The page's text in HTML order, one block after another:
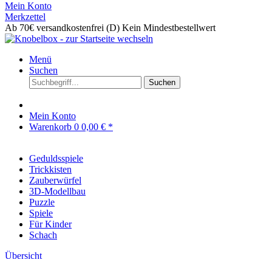
Mein Konto
Merkzettel
Ab 70€ versandkostenfrei (D) Kein Mindestbestellwert
Menü
Suchen
Suchen
Mein Konto
Warenkorb 0 0,00 € *
Geduldsspiele
Trickkisten
Zauberwürfel
3D-Modellbau
Puzzle
Spiele
Für Kinder
Schach
Übersicht